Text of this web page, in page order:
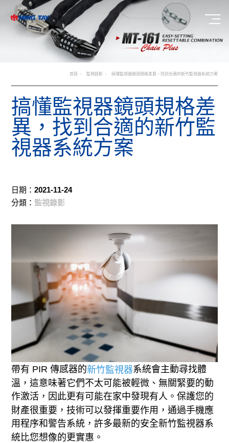
首頁 監視錄影 搞懂監視器鏡頭規格差異，找到合適的新竹監視器系統方案
搞懂監視器鏡頭規格差
異，找到合適的新竹監
視器系統方案
日期：2021-11-24
分類： 監視錄影
帶有 PIR 傳感器的新竹監視器系統會主動尋找體
溫，這意味著它們不太可能被輕微、無關緊要的動
作激活，因此更有可能在家中發現有人。保護您的
財產很重要，技術可以發揮重要作用，通過手機應
用程序和警告系統，許多最新的安全新竹監視器系
統比您想像的更實惠。